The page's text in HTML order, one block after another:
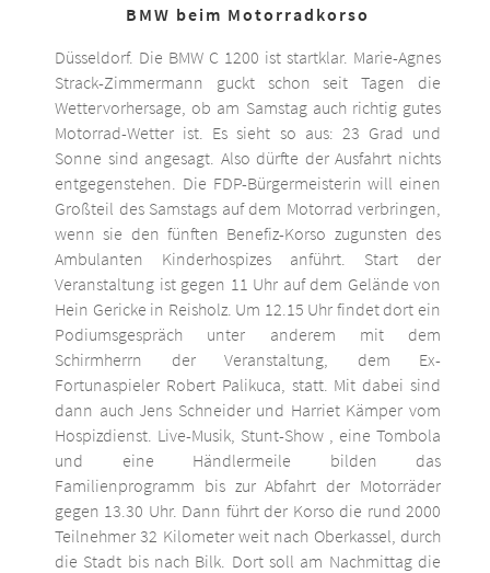
BMW beim Motorradkorso
Düsseldorf. Die BMW C 1200 ist startklar. Marie-Agnes
Strack-Zimmermann guckt schon seit Tagen die
Wettervorhersage, ob am Samstag auch richtig gutes
Motorrad-Wetter ist. Es sieht so aus: 23 Grad und
Sonne sind angesagt. Also dürfte der Ausfahrt nichts
entgegenstehen. Die FDP-Bürgermeisterin will einen
Großteil des Samstags auf dem Motorrad verbringen,
wenn sie den fünften Benefiz-Korso zugunsten des
Ambulanten Kinderhospizes anführt. Start der
Veranstaltung ist gegen 11 Uhr auf dem Gelände von
Hein Gericke in Reisholz. Um 12.15 Uhr findet dort ein
Podiumsgespräch unter anderem mit dem
Schirmherrn der Veranstaltung, dem Ex-
Fortunaspieler Robert Palikuca, statt. Mit dabei sind
dann auch Jens Schneider und Harriet Kämper vom
Hospizdienst. Live-Musik, Stunt-Show , eine Tombola
und eine Händlermeile bilden das
Familienprogramm bis zur Abfahrt der Motorräder
gegen 13.30 Uhr. Dann führt der Korso die rund 2000
Teilnehmer 32 Kilometer weit nach Oberkassel, durch
die Stadt bis nach Bilk. Dort soll am Nachmittag die